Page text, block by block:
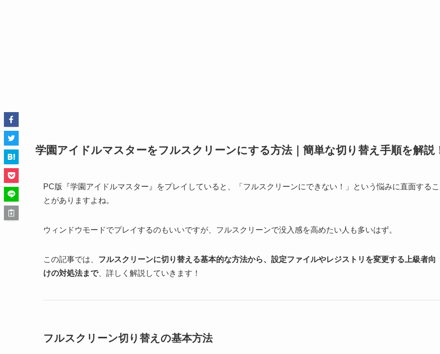
学園アイドルマスターをフルスクリーンにする方法｜簡単な切り替え手順を解説
PC版『学園アイドルマスター』をプレイしていると、「フルスクリーンにできない！」という悩みに直面するこ
とがありますよね。
ウィンドウモードでプレイするのもいいですが、フルスクリーンで没入感を高めたい人も多いはず。
この記事では、 フルスクリーンに切り替える基本的な方法から、設定ファイルやレジストリを変更する上級者向
けの対処法まで、詳しく解説していきます！
フルスクリーン切り替えの基本方法